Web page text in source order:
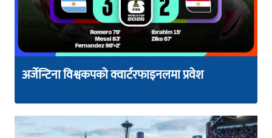
अर्जेन्टिना विश्वकपको क्वार्टरफाइनलमा प्रवेश